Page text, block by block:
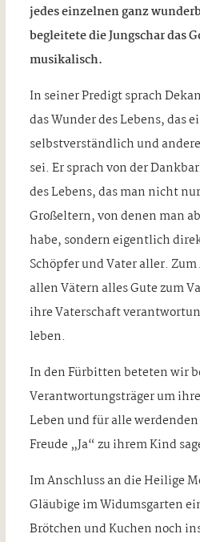
jedes einzelnen ganz
begleitete die Jungschar das
musikalisch.
In seiner Predigt sprach
das Wunder des Lebens, das
selbstverständlich und
sei. Er sprach von der
des Lebens, das man nicht
Großeltern, von denen man
habe, sondern eigentlich
Schöpfer und Vater aller.
allen Vätern alles Gute zum
ihre Vaterschaft
leben.
In den Fürbitten beteten wir
Verantwortungsträger um
Leben und für alle
Freude „Ja“ zu ihrem Kind
Im Anschluss an die Heilige
Gläubige im Widumsgarten
Brötchen und Kuchen noch